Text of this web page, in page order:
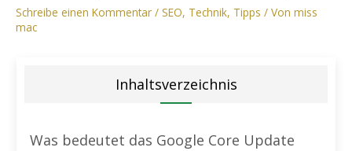
Schreibe einen Kommentar / SEO, Technik, Tipps / Von miss
mac
Inhaltsverzeichnis
Was bedeutet das Google Core Update